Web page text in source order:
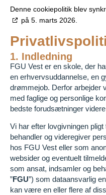
Denne cookiepolitik blev
på 5. marts 2026.
1. Indledning
FGU Vest er en skole, der
en erhvervsuddannelse, en
drømmejob. Derfor arbejder
med faglige og personlige
bedste forudsætninger
Vi har efter lovgivningen
behandler og videregiver
hos FGU Vest eller som
websider og eventuelt
som ansat, indsamler og
”FGU”) som dataansvarlig
kan være en eller flere af